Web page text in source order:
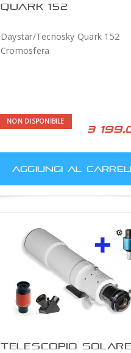
QUARK 152
Daystar/Tecnosky Quark 152
Cromosfera
NON DISPONIBILE
3
AGGIUNGI AL
TELESCOPIO